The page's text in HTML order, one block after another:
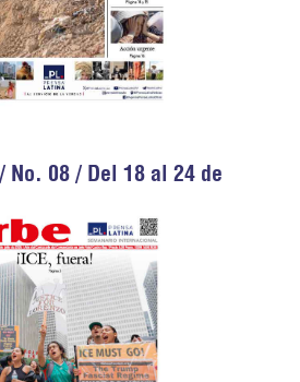
No. 08 / Del 18 al 24 de